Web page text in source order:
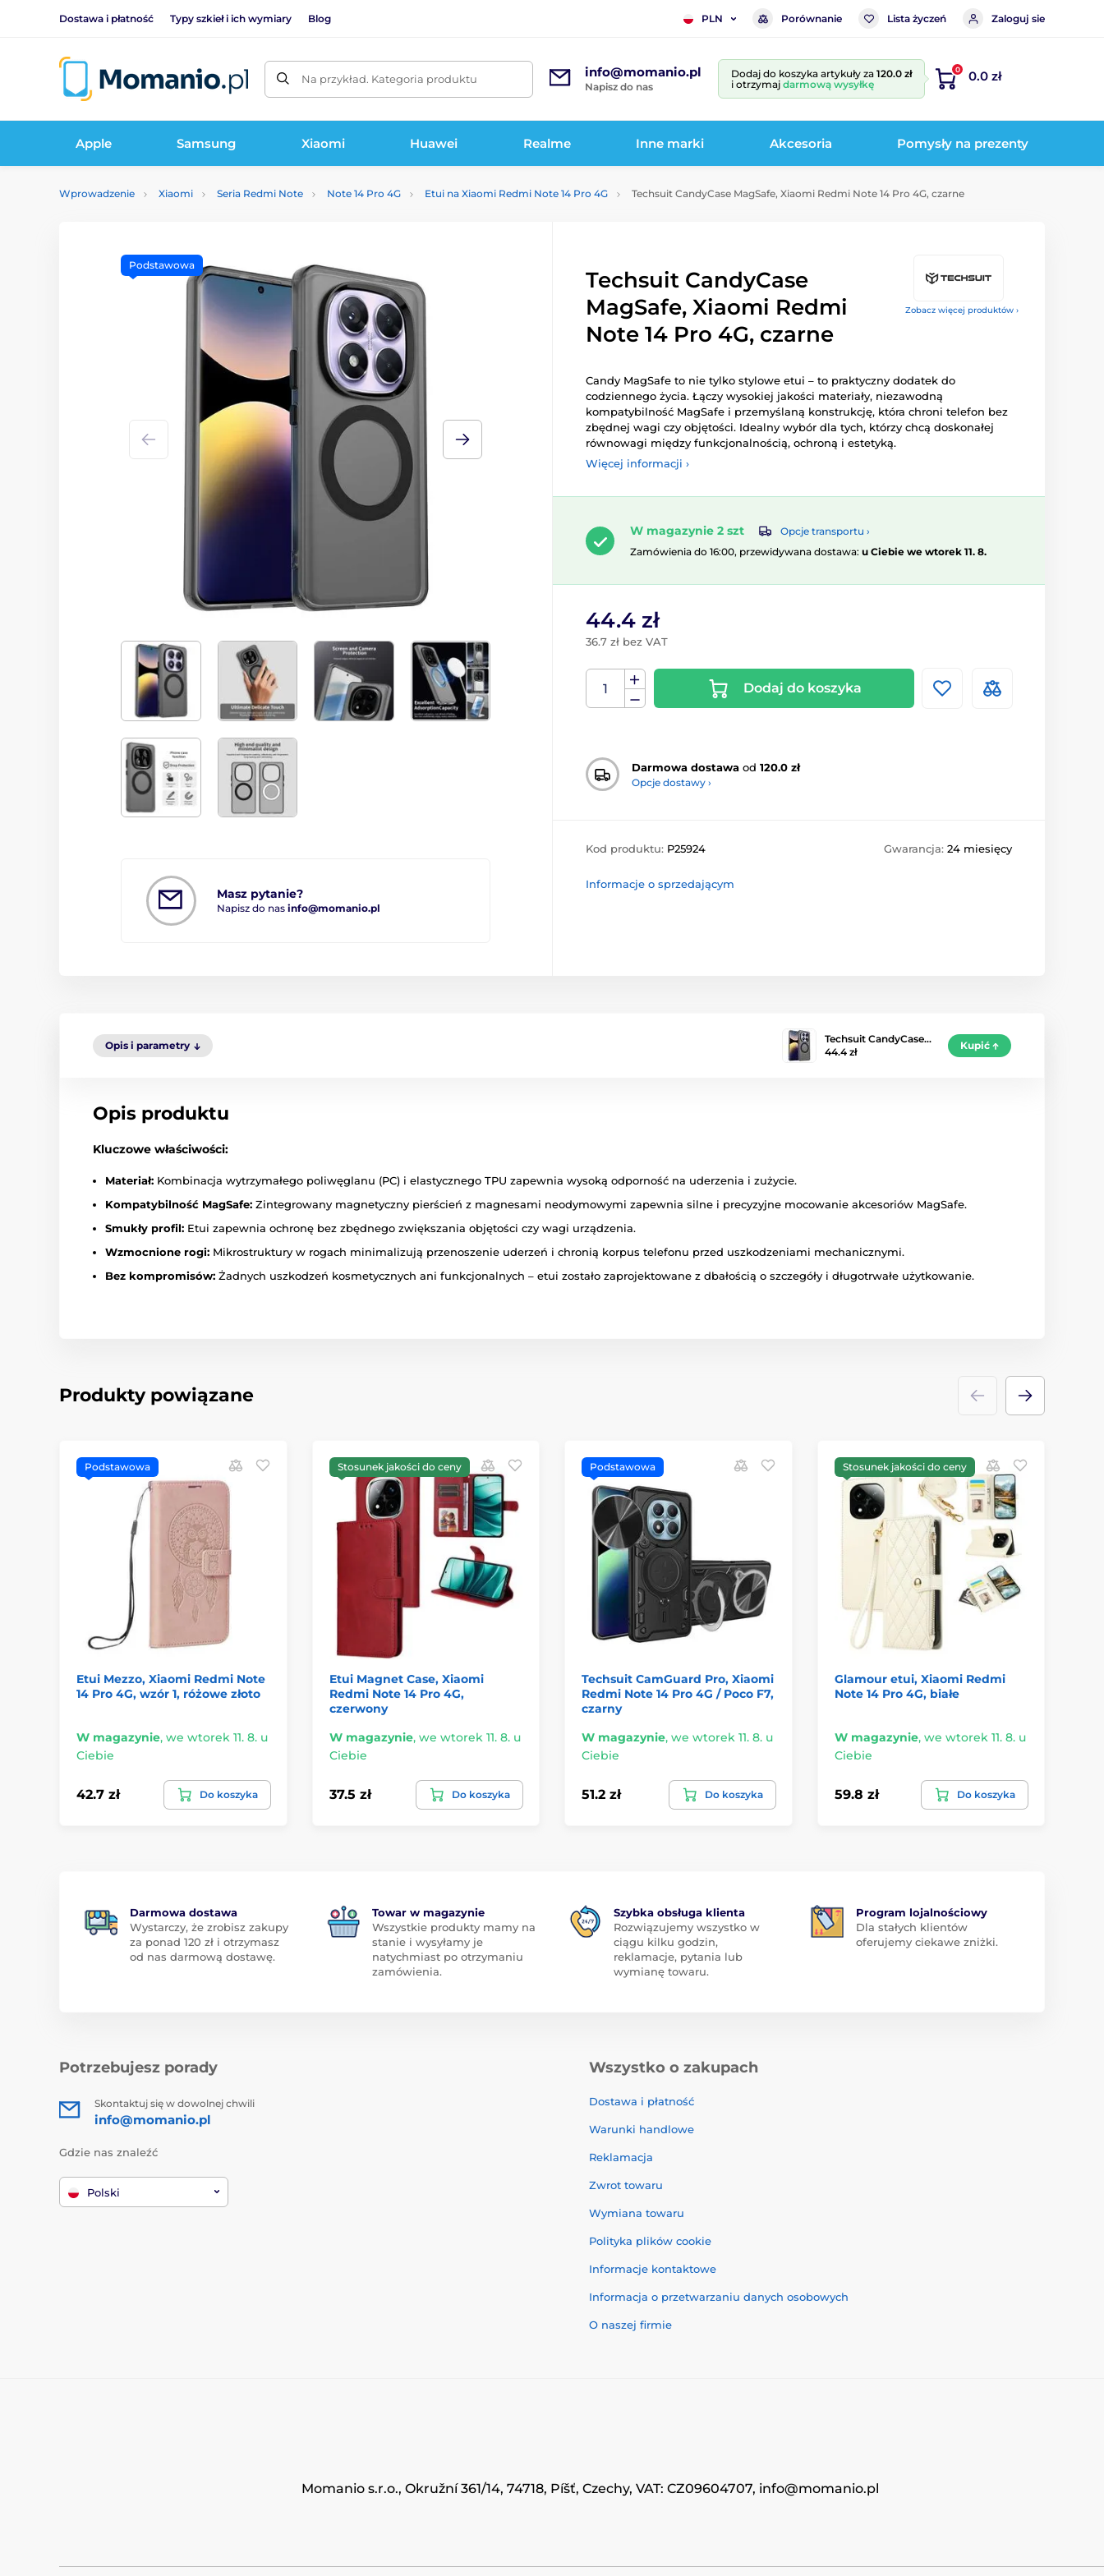
Dostawa i płatność Typy szkieł i ich wymiary Blog PLN Porównanie Lista życzeń Zaloguj sie
Na przykład. Kategoria produktu info@momanio.pl
Napisz do nas
Dodaj do koszyka artykuły za 120.0 zł
i otrzymaj darmową wysyłkę
0 0.0 zł
Apple Samsung Xiaomi Huawei Realme Inne marki Akcesoria Pomysły na prezenty
Wprowadzenie Xiaomi Seria Redmi Note Note 14 Pro 4G Etui na Xiaomi Redmi Note 14 Pro 4G Techsuit CandyCase MagSafe, Xiaomi Redmi Note 14 Pro 4G, czarne
Zobacz więcej produktów ›
Masz pytanie?
Napisz do nas info@momanio.pl
Podstawowa
Techsuit CandyCase
MagSafe, Xiaomi Redmi
Note 14 Pro 4G, czarne
Candy MagSafe to nie tylko stylowe etui – to praktyczny dodatek do
codziennego życia. Łączy wysokiej jakości materiały, niezawodną
kompatybilność MagSafe i przemyślaną konstrukcję, która chroni telefon bez
zbędnej wagi czy objętości. Idealny wybór dla tych, którzy chcą doskonałej
równowagi między funkcjonalnością, ochroną i estetyką.
Więcej informacji ›
W magazynie 2 szt
Opcje transportu ›
Zamówienia do 16:00, przewidywana dostawa: u Ciebie we wtorek 11. 8.
44.4 zł
36.7 zł bez VAT
Dodaj do koszyka
Darmowa dostawa od 120.0 zł
Opcje dostawy ›
Kod produktu: P25924 Gwarancja: 24 miesięcy
Informacje o sprzedającym
Opis i parametry
Techsuit CandyCase…
44.4 zł
Kupić
Opis produktu
Kluczowe właściwości:
Materiał: Kombinacja wytrzymałego poliwęglanu (PC) i elastycznego TPU zapewnia wysoką odporność na uderzenia i zużycie.
Kompatybilność MagSafe: Zintegrowany magnetyczny pierścień z magnesami neodymowymi zapewnia silne i precyzyjne mocowanie akcesoriów MagSafe.
Smukły profil: Etui zapewnia ochronę bez zbędnego zwiększania objętości czy wagi urządzenia.
Wzmocnione rogi: Mikrostruktury w rogach minimalizują przenoszenie uderzeń i chronią korpus telefonu przed uszkodzeniami mechanicznymi.
Bez kompromisów: Żadnych uszkodzeń kosmetycznych ani funkcjonalnych – etui zostało zaprojektowane z dbałością o szczegóły i długotrwałe użytkowanie.
Produkty powiązane
Podstawowa
Etui Mezzo, Xiaomi Redmi Note
14 Pro 4G, wzór 1, różowe złoto
W magazynie, we wtorek 11. 8. u
Ciebie
42.7 zł Do koszyka
Stosunek jakości do ceny
Etui Magnet Case, Xiaomi
Redmi Note 14 Pro 4G,
czerwony
W magazynie, we wtorek 11. 8. u
Ciebie
37.5 zł Do koszyka
Podstawowa
Techsuit CamGuard Pro, Xiaomi
Redmi Note 14 Pro 4G / Poco F7,
czarny
W magazynie, we wtorek 11. 8. u
Ciebie
51.2 zł Do koszyka
Stosunek jakości do ceny
Glamour etui, Xiaomi Redmi
Note 14 Pro 4G, białe
W magazynie, we wtorek 11. 8. u
Ciebie
59.8 zł Do koszyka
Darmowa dostawa
Wystarczy, że zrobisz zakupy
za ponad 120 zł i otrzymasz
od nas darmową dostawę.
Towar w magazynie
Wszystkie produkty mamy na
stanie i wysyłamy je
natychmiast po otrzymaniu
zamówienia.
Szybka obsługa klienta
Rozwiązujemy wszystko w
ciągu kilku godzin,
reklamacje, pytania lub
wymianę towaru.
Program lojalnościowy
Dla stałych klientów
oferujemy ciekawe zniżki.
Potrzebujesz porady
Skontaktuj się w dowolnej chwili
info@momanio.pl
Gdzie nas znaleźć
Polski
Wszystko o zakupach
Dostawa i płatność
Warunki handlowe
Reklamacja
Zwrot towaru
Wymiana towaru
Polityka plików cookie
Informacje kontaktowe
Informacja o przetwarzaniu danych osobowych
O naszej firmie
Momanio s.r.o., Okružní 361/14, 74718, Píšť, Czechy, VAT: CZ09604707, info@momanio.pl